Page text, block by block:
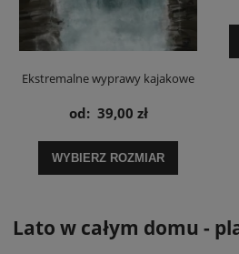
Ekstremalne wyprawy kajakowe
- plakat sportowy
od: 39,00 zł
WYBIERZ ROZMIAR
Lato w całym domu -